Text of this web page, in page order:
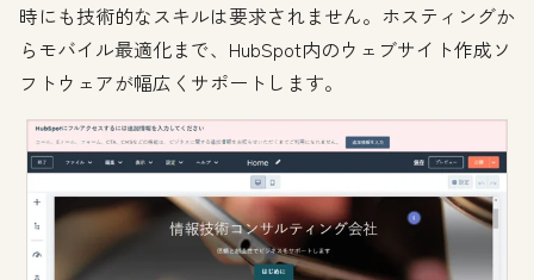
時にも技術的なスキルは要求されません。ホスティングか
らモバイル最適化まで、HubSpot内のウェブサイト作成ソ
フトウェアが幅広くサポートします。